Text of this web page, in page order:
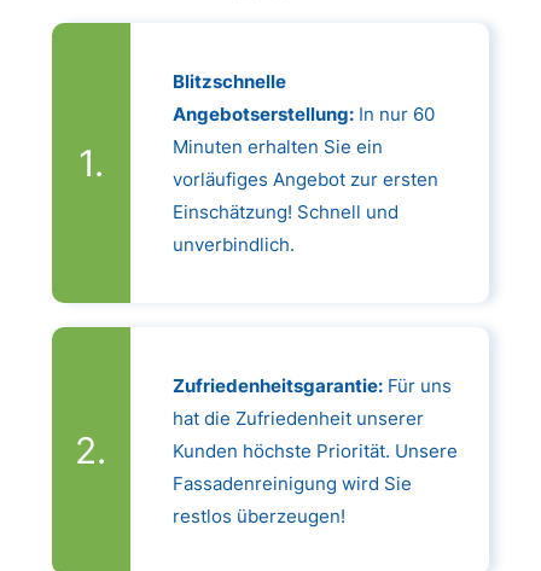
Blitzschnelle
Angebotserstellung:In nur 60
Minuten erhalten Sie ein
vorläufiges Angebot zur ersten
Einschätzung! Schnell und
unverbindlich.
Zufriedenheitsgarantie:Für uns
hat die Zufriedenheit unserer
Kunden höchste Priorität. Unsere
Fassadenreinigung wird Sie
restlos überzeugen!